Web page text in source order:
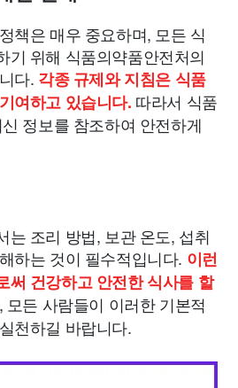
책은 매우 중요하며, 모든 식
기 위해 식품의약품안전처의
다. 각종 규제와 지침은 식품
여하고 있습니다. 따라서 식품
정보를 참조하여 안전하게
는 조리 방법, 보관 온도, 섭취
하는 것이 필수적입니다. 이런
써 건강하고 안전한 식사를 할
모든 사람들이 이러한 기본적
천하길 바랍니다.